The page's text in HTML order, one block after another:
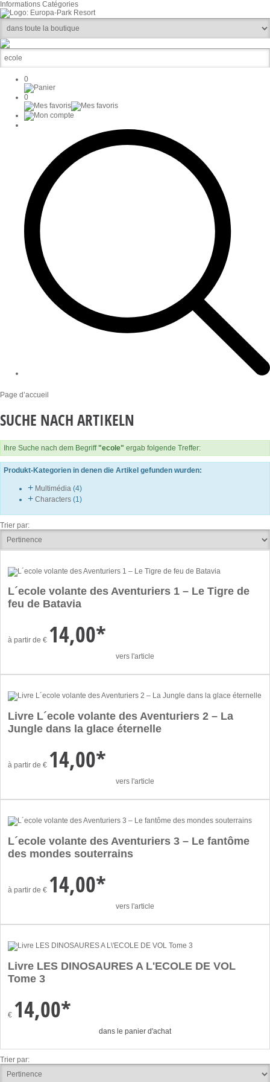
Informations Catégories
0
0
Page d’accueil
SUCHE NACH ARTIKELN
Ihre Suche nach dem Begriff"ecole" ergab folgende Treffer:
Produkt-Kategorien in denen die Artikel gefunden wurden:
+ Multimédia (4)
+ Characters (1)
Trier par:
L´ecole volante des Aventuriers 1 – Le Tigre de
feu de Batavia
à partir de € 14,00*
vers l'article
Livre L´ecole volante des Aventuriers 2 – La
Jungle dans la glace éternelle
à partir de € 14,00*
vers l'article
L´ecole volante des Aventuriers 3 – Le fantôme
des mondes souterrains
à partir de € 14,00*
vers l'article
Livre LES DINOSAURES A L'ECOLE DE VOL
Tome 3
€ 14,00*
dans le panier d'achat
Trier par: